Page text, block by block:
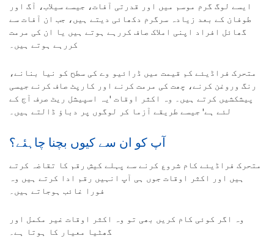
ایسے لوگ گرم موسم میں اور قدرتی آفات، جیسے سیلاب، آگ اور
طوفان کے بعد زیادہ سرگرم دکھائی دیتے ہیں، جب ان آفات سے
گھائل افراد اپنی املاک صاف کررہے ہوتے ہیں یا ان کی مرمت
کررہے ہوتے ہیں۔
متحرک فراڈیئے کم قیمت میں ڈرائیو وے کی سطح کو نیا بنانے،
رنگ وروغن کرنے، چھت کی مرمت کرنے اور کارپٹ صاف کرنے جیسی
پیشکشیں کرتے ہيں۔ وہ اکثر اوقات 'یہ اسپیشل ریٹ صرف آج کے
لئے ہے' جیسے طریقے آزما کر لوگوں پر دباؤ ڈالتے ہیں۔
آپ کو ان سے کیوں بچنا چاہئے؟
متحرک فراڈیئے کام شروع کرنے سے پہلے کیش رقم کا تقاضہ کرتے
ہیں اور اکثر اوقات جوں ہی آپ انہیں رقم ادا کرتے ہیں وہ
فورا غائب ہوجاتے ہیں۔
وہ اگر کوئی کام کریں بھی تو وہ اکثر اوقات غیر مکمل اور
گھٹیا معیار کا ہوتا ہے۔